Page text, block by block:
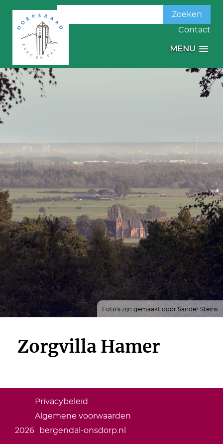
Zoeken
naar:
Contact
MENU
Foto's zijn gemaakt door Sander Steins
Zorgvilla Hamer
2026 bergendal-onsdorp.nl
Privacybeleid
Algemene voorwaarden